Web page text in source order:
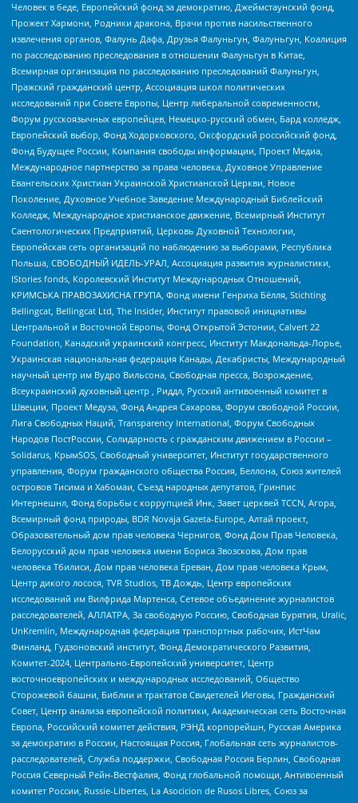
Человек в беде, Европейский фонд за демократию, Джеймстаунский фонд,
Прожект Хармони, Родники дракона, Врачи против насильственного
извлечения органов, Фалунь Дафа, Друзья Фалуньгун, Фалуньгун, Коалиция
по расследованию преследования в отношении Фалуньгун в Китае,
Всемирная организация по расследованию преследований Фалуньгун,
Пражский гражданский центр, Ассоциация школ политических
исследований при Совете Европы, Центр либеральной современности,
Форум русскоязычных европейцев, Немецко-русский обмен, Бард колледж,
Европейский выбор, Фонд Ходорковского, Оксфордский российский фонд,
Фонд Будущее России, Компания свободы информации, Проект Медиа,
Международное партнерство за права человека, Духовное Управление
Евангельских Христиан Украинской Христианской Церкви, Новое
Поколение, Духовное Учебное Заведение Международный Библейский
Колледж, Международное христианское движение, Всемирный Институт
Саентологических Предприятий, Церковь Духовной Технологии,
Европейская сеть организаций по наблюдению за выборами, Республика
Польша, СВОБОДНЫЙ ИДЕЛЬ-УРАЛ, Ассоциация развития журналистики,
IStories fonds, Королевский Институт Международных Отношений,
КРИМСЬКА ПРАВОЗАХИСНА ГРУПА, Фонд имени Генриха Бёлля, Stichting
Bellingcat, Bellingcat Ltd, The Insider, Институт правовой инициативы
Центральной и Восточной Европы, Фонд Открытой Эстонии, Calvert 22
Foundation, Канадский украинский конгресс, Институт Макдональда-Лорье,
Украинская национальная федерация Канады, Декабристы, Международный
научный центр им Вудро Вильсона, Свободная пресса, Возрождение,
Всеукраинский духовный центр , Риддл, Русский антивоенный комитет в
Швеции, Проект Медуза, Фонд Андрея Сахарова, Форум свободной России,
Лига Свободных Наций, Transparеncy International, Форум Свободных
Народов ПостРоссии, Солидарность с гражданским движением в России –
Solidarus, КрымSOS, Свободный университет, Институт государственного
управления, Форум гражданского общества Россия, Беллона, Союз жителей
островов Тисима и Хабомаи, Съезд народных депутатов, Гринпис
Интернешнл, Фонд борьбы с коррупцией Инк, Завет церквей TCCN, Агора,
Всемирный фонд природы, BDR Novaja Gazeta-Europe, Алтай проект,
Образовательный дом прав человека Чернигов, Фонд Дом Прав Человека,
Белорусский дом прав человека имени Бориса Звозскова, Дом прав
человека Тбилиси, Дом прав человека Ереван, Дом прав человека Крым,
Центр дикого лосося, TVR Studios, ТВ Дождь, Центр европейских
исследований им Вилфрида Мартенса, Сетевое объединение журналистов
расследователей, АЛЛАТРА, За свободную Россию, Свободная Бурятия, Uralic,
UnKremlin, Международная федерация транспортных рабочих, ИстЧам
Финланд, Гудзоновский институт, Фонд Демократического Развития,
Комитет-2024, Центрально-Европейский университет, Центр
восточноевропейских и международных исследований, Общество
Сторожевой башни, Библии и трактатов Свидетелей Иеговы, Гражданский
Совет, Центр анализа европейской политики, Академическая сеть Восточная
Европа, Российский комитет действия, РЭНД корпорейшн, Русская Америка
за демократию в России, Настоящая Россия, Глобальная сеть журналистов-
расследователей, Служба поддержки, Свободная Россия Берлин, Свободная
Россия Северный Рейн-Вестфалия, Фонд глобальной помощи, Антивоенный
комитет России, Russie-Libertes, La Asocicion de Rusos Libres, Союз за